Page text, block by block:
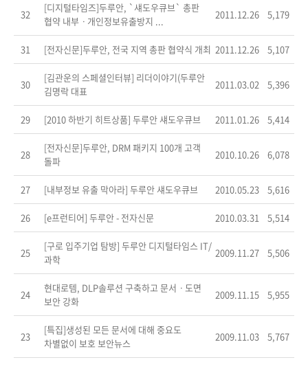
32
[디지털타임즈]두루안, `섀도우큐브` 총판
협약 내부ㆍ개인정보유출방지 ...
2011.12.26 5,179
31 [전자신문]두루안, 전국 지역 총판 협약식 개최 2011.12.26 5,107
30
[김관운의 스페셜인터뷰] 리더이야기(두루안
김명락 대표
2011.03.02 5,396
29 [2010 하반기 히트상품] 두루안 섀도우큐브 2011.01.26 5,414
28
[전자신문]두루안, DRM 패키지 100개 고객
돌파
2010.10.26 6,078
27 [내부정보 유출 막아라] 두루안 섀도우큐브 2010.05.23 5,616
26 [e프런티어] 두루안 - 전자신문 2010.03.31 5,514
25
[구로 입주기업 탐방] 두루안 디지털타임스 IT/
과학
2009.11.27 5,506
24
현대로템, DLP솔루션 구축하고 문서ㆍ도면
보안 강화
2009.11.15 5,955
23
[특집]생성된 모든 문서에 대해 중요도
차별없이 보호 보안뉴스
2009.11.03 5,767